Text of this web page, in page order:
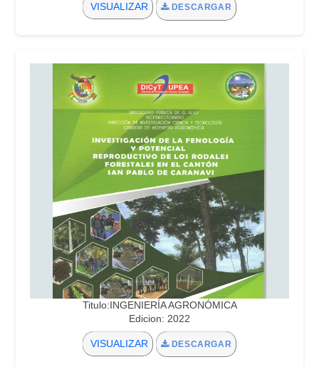
VISUALIZAR DESCARGAR
Titulo:INGENIERÍA AGRONÓMICA
Edicion: 2022
VISUALIZAR DESCARGAR